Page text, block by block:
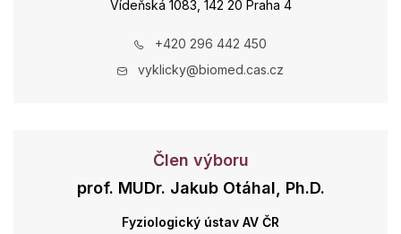
Vídeňská 1083, 142 20 Praha 4
+420 296 442 450
vyklicky@biomed.cas.cz
Člen výboru
prof. MUDr. Jakub Otáhal, Ph.D.
Fyziologický ústav AV ČR